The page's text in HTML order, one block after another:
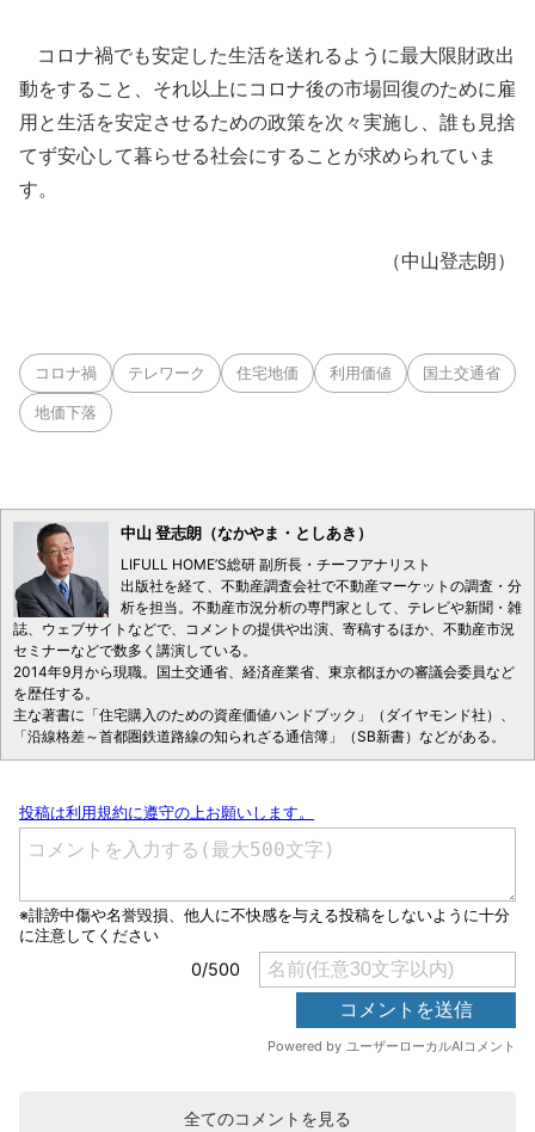
コロナ禍でも安定した生活を送れるように最大限財政出
動をすること、それ以上にコロナ後の市場回復のために雇
用と生活を安定させるための政策を次々実施し、誰も見捨
てず安心して暮らせる社会にすることが求められていま
す。
（中山登志朗）
コロナ禍 テレワーク 住宅地価 利用価値 国土交通省
地価下落
中山 登志朗（なかやま・としあき）
LIFULL HOME’S総研 副所長・チーフアナリスト
出版社を経て、不動産調査会社で不動産マーケットの調査・分
析を担当。不動産市況分析の専門家として、テレビや新聞・雑
誌、ウェブサイトなどで、コメントの提供や出演、寄稿するほか、不動産市況
セミナーなどで数多く講演している。
2014年9月から現職。国土交通省、経済産業省、東京都ほかの審議会委員など
を歴任する。
主な著書に「住宅購入のための資産価値ハンドブック」（ダイヤモンド社）、
「沿線格差～首都圏鉄道路線の知られざる通信簿」（SB新書）などがある。
全てのコメントを見る